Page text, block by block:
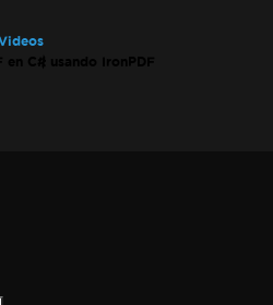
C# usando IronPDF